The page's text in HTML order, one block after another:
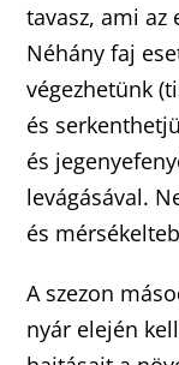
tavasz, ami az
Néhány faj
végezhetünk
és
és
levágásával.
és
A szezon
nyár elején